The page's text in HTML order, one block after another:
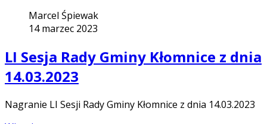
Marcel Śpiewak
14 marzec 2023
LI Sesja Rady Gminy Kłomnice z dnia
14.03.2023
Nagranie LI Sesji Rady Gminy Kłomnice z dnia 14.03.2023